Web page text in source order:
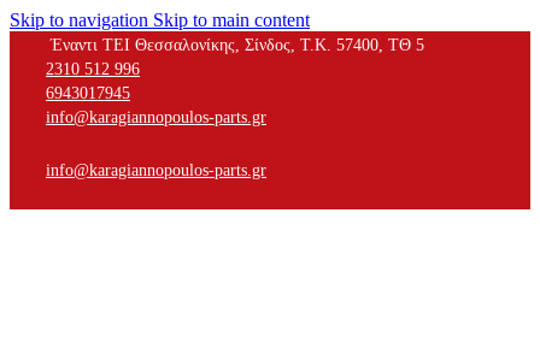
Skip to navigation Skip to main content
Έναντι ΤΕΙ Θεσσαλονίκης, Σίνδος, Τ.Κ. 57400, ΤΘ 5
2310 512 996
6943017945
info@karagiannopoulos-parts.gr
info@karagiannopoulos-parts.gr